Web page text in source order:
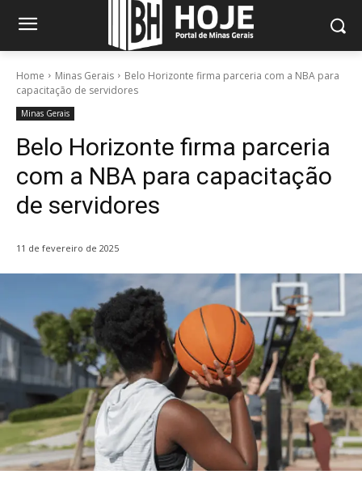
Home Minas Gerais
Belo Horizonte firma parceria com a NBA para
capacitação de servidores
Minas Gerais
Belo Horizonte firma parceria
com a NBA para capacitação
de servidores
11 de fevereiro de 2025